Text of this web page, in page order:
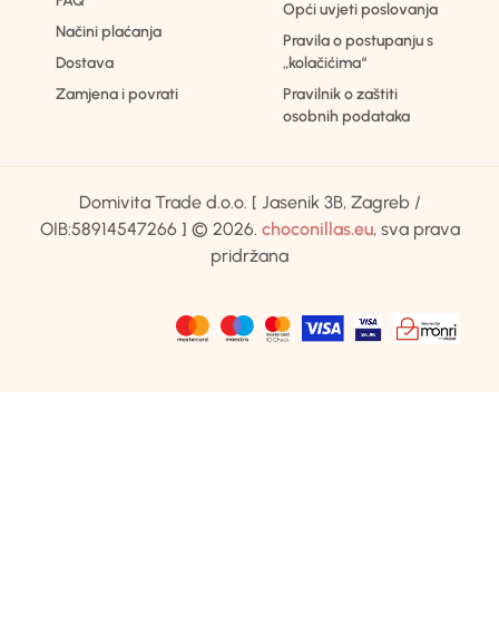
Načini plaćanja
Dostava
Zamjena i povrati
Opći uvjeti poslovanja
Pravila o postupanju s
„kolačićima“
Pravilnik o zaštiti
osobnih podataka
Domivita Trade d.o.o. [ Jasenik 3B, Zagreb /
OIB:58914547266 ] © 2026. choconillas.eu, sva prava
pridržana